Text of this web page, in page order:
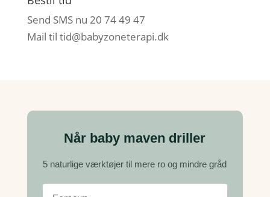
Send SMS nu 20 74 49 47
Mail til tid@babyzoneterapi.dk
Når baby maven driller
5 naturlige værktøjer til mere ro og mindre gråd